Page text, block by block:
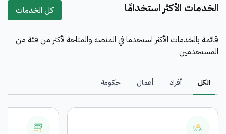
الخدمات الأكثر استخدامًا كل الخدمات
قائمة بالخدمات الأكثر استخدما في المنصة والمتاحة لأكثر من فئة من
المستخدمين
الكل أفراد أعمال حكومة